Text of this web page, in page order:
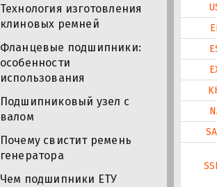
Технология изготовления
клиновых ремней
Фланцевые подшипники:
особенности
использования
Подшипниковый узел с
валом
Почему свистит ремень
генератора
Чем подшипники ЕТУ